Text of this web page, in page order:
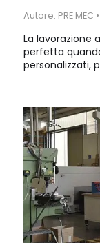
Autore: PRE MEC •
La lavorazione
perfetta
personalizzati,
settore navale.